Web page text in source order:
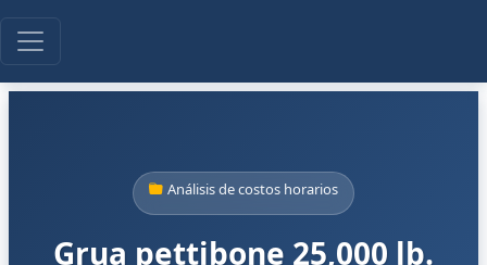
Análisis de costos horarios
Grua pettibone 25,000 lb.